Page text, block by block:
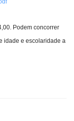
Podem concorrer
idade e escolaridade a